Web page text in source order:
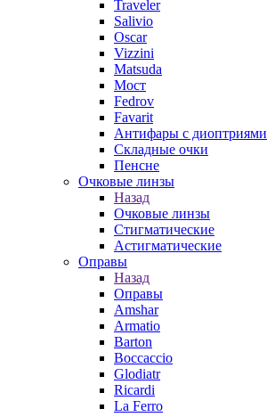
Traveler
Salivio
Oscar
Vizzini
Matsuda
Мост
Fedrov
Favarit
Антифары с диоптриями
Складные очки
Пенсне
Очковые линзы
Назад
Очковые линзы
Стигматические
Астигматические
Оправы
Назад
Оправы
Amshar
Armatio
Barton
Boccaccio
Glodiatr
Ricardi
La Ferro